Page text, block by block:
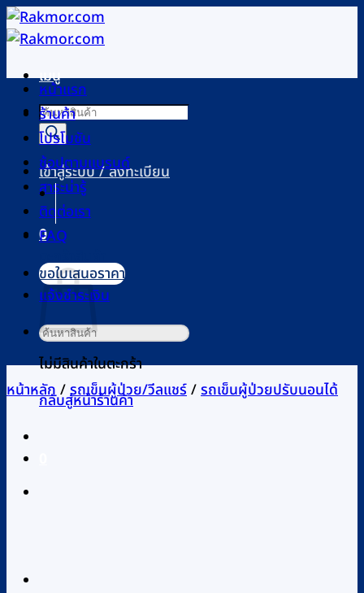
ข้าม
ไป
เนื้อหาเมนู
Products
search
เข้าสู่ระบบ / ลงทะเบียน
0
ไม่มีสินค้าในตะกร้า
กลับสู่หน้าร้านค้า
หน้าแรก
ร้านค้า
โปรโมชัน
ช้อปตามแบรนด์
สาระน่ารู้
ติดต่อเรา
FAQ
ขอใบเสนอราคา
แจ้งชำระเงิน
ค้นหา:
หน้าหลัก/รถเข็นผู้ป่วย/วีลแชร์/รถเข็นผู้ป่วยปรับนอนได้